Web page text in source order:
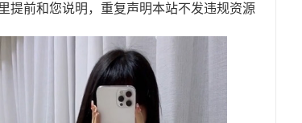
提前和您说明，重复声明本站不发违规资源